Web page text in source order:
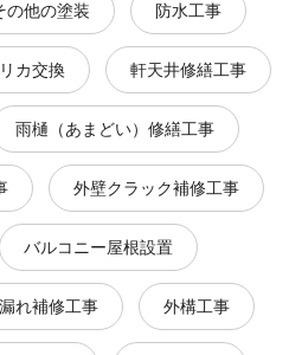
の他の塗装 防水工事
カ交換 軒天井修繕工事
雨樋（あまどい）修繕工事
外壁クラック補修工事
バルコニー屋根設置
れ補修工事 外構工事